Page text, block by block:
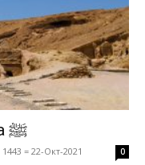
История пророка Шуайба ﷺ
= 22-Окт-2021 0